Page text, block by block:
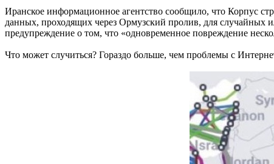
Иранское информационное агентство сообщило, что Корпус
данных, проходящих через Ормузский пролив, для случайных
предупреждение о том, что «одновременное повреждение
Что может случиться? Гораздо больше, чем проблемы с